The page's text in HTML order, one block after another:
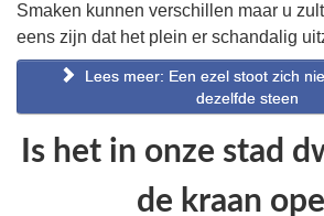
Smaken kunnen verschillen maar u
eens zijn dat het plein er schandalig
Lees meer: Een ezel stoot zich
dezelfde steen
Is het in onze stad
de kraan